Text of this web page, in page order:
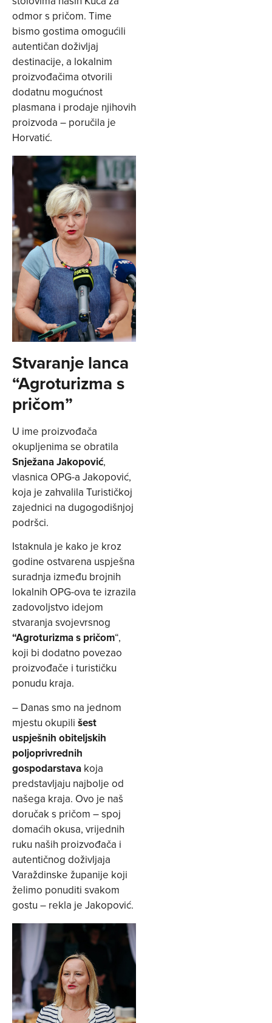
odmor s pričom. Time
bismo gostima omogućili
autentičan doživljaj
destinacije, a lokalnim
proizvođačima otvorili
dodatnu mogućnost
plasmana i prodaje njihovih
proizvoda – poručila je
Horvatić.
Stvaranje lanca
“Agroturizma s
pričom”
U ime proizvođača
okupljenima se obratila
Snježana Jakopović,
vlasnica OPG-a Jakopović,
koja je zahvalila Turističkoj
zajednici na dugogodišnjoj
podršci.
Istaknula je kako je kroz
godine ostvarena uspješna
suradnja između brojnih
lokalnih OPG-ova te izrazila
zadovoljstvo idejom
stvaranja svojevrsnog
“Agroturizma s pričom“,
koji bi dodatno povezao
proizvođače i turističku
ponudu kraja.
– Danas smo na jednom
mjestu okupili šest
uspješnih obiteljskih
poljoprivrednih
gospodarstava koja
predstavljaju najbolje od
našega kraja. Ovo je naš
doručak s pričom – spoj
domaćih okusa, vrijednih
ruku naših proizvođača i
autentičnog doživljaja
Varaždinske županije koji
želimo ponuditi svakom
gostu – rekla je Jakopović.